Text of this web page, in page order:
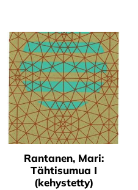
Rantanen, Mari:
Tähtisumua I
(kehystetty)